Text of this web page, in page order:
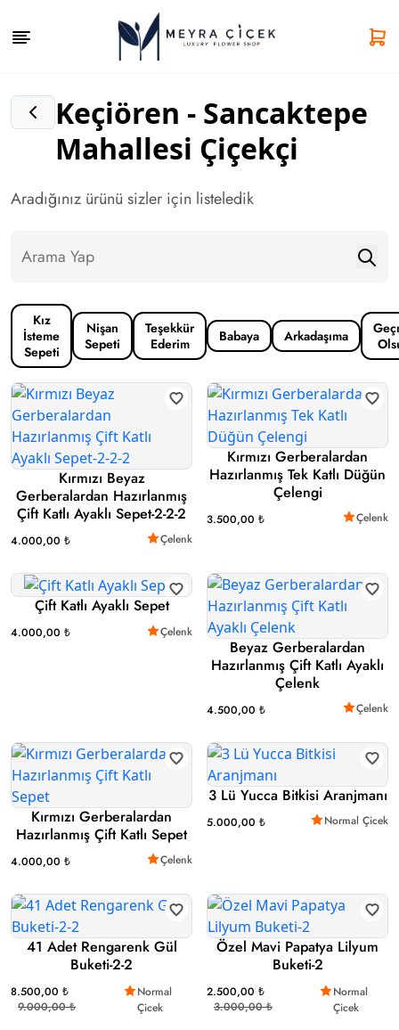
Keçiören - Sancaktepe
Mahallesi Çiçekçi
Aradığınız ürünü sizler için listeledik
Kız
İsteme
Sepeti
Nişan
Sepeti
Teşekkür
Ederim
Babaya Arkadaşıma
Kırmızı Beyaz
Gerberalardan Hazırlanmış
Çift Katlı Ayaklı Sepet-2-2-2
4.000,00 ₺ Çelenk
Kırmızı Gerberalardan
Hazırlanmış Tek Katlı Düğün
Çelengi
3.500,00 ₺ Çelenk
Çift Katlı Ayaklı Sepet
4.000,00 ₺ Çelenk
Beyaz Gerberalardan
Hazırlanmış Çift Katlı Ayaklı
Çelenk
4.500,00 ₺ Çelenk
Kırmızı Gerberalardan
Hazırlanmış Çift Katlı Sepet
4.000,00 ₺ Çelenk
3 Lü Yucca Bitkisi Aranjmanı
5.000,00 ₺ Normal Çicek
41 Adet Rengarenk Gül
Buketi-2-2
8.500,00 ₺
9.000,00 ₺
Normal
Çicek
Özel Mavi Papatya Lilyum
Buketi-2
2.500,00 ₺
3.000,00 ₺
Normal
Çicek